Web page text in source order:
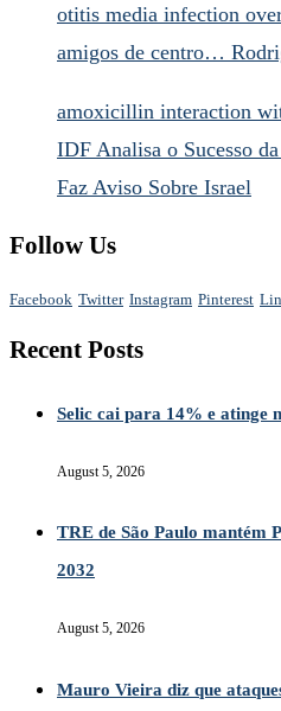
otitis media infection
amigos de centro…
amoxicillin interaction
IDF Analisa o Sucesso
Faz Aviso Sobre Israel
Follow Us
Facebook Twitter Instagram Pinterest
Recent Posts
Selic cai para 14% e atinge
August 5, 2026
TRE de São Paulo mantém
2032
August 5, 2026
Mauro Vieira diz que